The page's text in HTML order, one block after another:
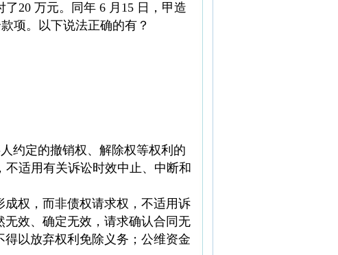
20 万元。同年 6 月15 日，甲造
项。以下说法正确的有？
约定的撤销权、解除权等权利的
适用有关诉讼时效中止、中断和
权，而非债权请求权，不适用诉
效、确定无效，请求确认合同无
以放弃权利免除义务；公维资金